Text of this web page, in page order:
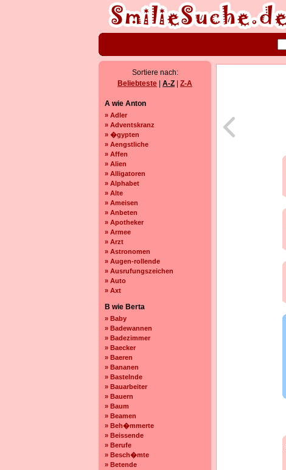
Sortiere nach:
Beliebteste
A-Z Z-A
A wie Anton
» Adler
» Adventskranz
» �gypten
» Aengstliche
» Affen
» Alien
» Alligatoren
» Alphabet
» Alte
» Ameisen
» Anbeten
» Apotheker
» Armee
» Arzt
» Astronomen
» Augen-rollende
» Ausrufungszeichen
» Auto
» Axt
B wie Berta
» Baby
» Badewannen
» Badezimmer
» Baecker
» Baeren
» Bananen
» Bastelnde
» Bauarbeiter
» Bauern
» Baum
» Beamen
» Beh�mmerte
» Beissende
» Berufe
» Besch�mte
» Betende